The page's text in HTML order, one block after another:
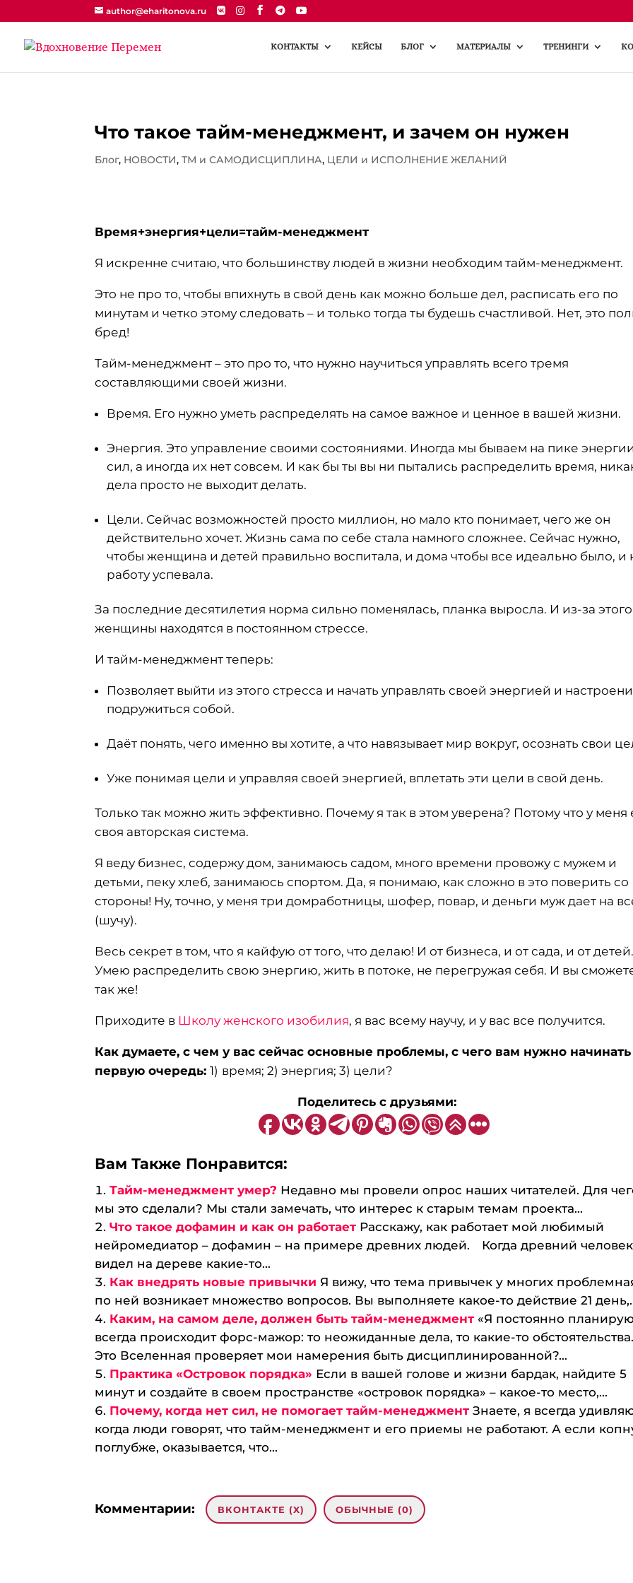
author@eharitonova.ru
КОНТАКТЫ КЕЙСЫ БЛОГ МАТЕРИАЛЫ ТРЕНИНГИ
Что такое тайм-менеджмент, и зачем он нужен
Блог, НОВОСТИ,ТМ и САМОДИСЦИПЛИНА, ЦЕЛИ и ИСПОЛНЕНИЕ ЖЕЛАНИЙ
Время+энергия+цели=тайм-менеджмент
Я искренне считаю, что большинству людей в жизни необходим тайм-менеджмент.
Это не про то, чтобы впихнуть в свой день как можно больше дел, расписать его по
минутам и четко этому следовать – и только тогда ты будешь счастливой. Нет, это
бред!
Тайм-менеджмент – это про то, что нужно научиться управлять всего тремя
составляющими своей жизни.
Время. Его нужно уметь распределять на самое важное и ценное в вашей жизни.
Энергия. Это управление своими состояниями. Иногда мы бываем на пике
сил, а иногда их нет совсем. И как бы ты вы ни пытались распределить время,
дела просто не выходит делать.
Цели. Сейчас возможностей просто миллион, но мало кто понимает, чего же он
действительно хочет. Жизнь сама по себе стала намного сложнее. Сейчас нужно,
чтобы женщина и детей правильно воспитала, и дома чтобы все идеально было, и
работу успевала.
За последние десятилетия норма сильно поменялась, планка выросла. И из-за этого
женщины находятся в постоянном стрессе.
И тайм-менеджмент теперь:
Позволяет выйти из этого стресса и начать управлять своей энергией и
подружиться собой.
Даёт понять, чего именно вы хотите, а что навязывает мир вокруг, осознать свои
Уже понимая цели и управляя своей энергией, вплетать эти цели в свой день.
Только так можно жить эффективно. Почему я так в этом уверена? Потому что у меня
своя авторская система.
Я веду бизнес, содержу дом, занимаюсь садом, много времени провожу с мужем и
детьми, пеку хлеб, занимаюсь спортом. Да, я понимаю, как сложно в это поверить со
стороны! Ну, точно, у меня три домработницы, шофер, повар, и деньги муж дает на
(шучу).
Весь секрет в том, что я кайфую от того, что делаю! И от бизнеса, и от сада, и от детей.
Умею распределить свою энергию, жить в потоке, не перегружая себя. И вы
так же!
Приходите в Школу женского изобилия, я вас всему научу, и у вас все получится.
Как думаете, с чем у вас сейчас основные проблемы, с чего вам нужно начинать
первую очередь:1) время; 2) энергия; 3) цели?
Поделитесь с друзьями:
Вам Также Понравится:
Тайм-менеджмент умер? Недавно мы провели опрос наших читателей. Для
мы это сделали? Мы стали замечать, что интерес к старым темам проекта...
Что такое дофамин и как он работает Расскажу, как работает мой любимый
нейромедиатор – дофамин – на примере древних людей.⠀ Когда древний человек
видел на дереве какие-то...
Как внедрять новые привычки Я вижу, что тема привычек у многих
по ней возникает множество вопросов. Вы выполняете какое-то действие 21
Каким, на самом деле, должен быть тайм-менеджмент «Я постоянно
всегда происходит форс-мажор: то неожиданные дела, то какие-то обстоятельства.
Это Вселенная проверяет мои намерения быть дисциплинированной?...
Практика «Островок порядка» Если в вашей голове и жизни бардак, найдите 5
минут и создайте в своем пространстве «островок порядка» – какое-то место,...
Почему, когда нет сил, не помогает тайм-менеджмент Знаете, я всегда
когда люди говорят, что тайм-менеджмент и его приемы не работают. А если
поглубже, оказывается, что...
Комментарии: ВКОНТАКТЕ (X) ОБЫЧНЫЕ (0)